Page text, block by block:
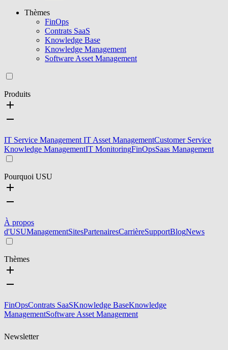
Thèmes
FinOps
Contrats SaaS
Knowledge Base
Knowledge Management
Software Asset Management
Produits
IT Service Management IT Asset ManagementCustomer Service
Knowledge ManagementIT MonitoringFinOpsSaas Management
Pourquoi USU
À propos
d'USUManagementSitesPartenairesCarrièreSupportBlogNews
Thèmes
FinOpsContrats SaaSKnowledge BaseKnowledge
ManagementSoftware Asset Management
Newsletter